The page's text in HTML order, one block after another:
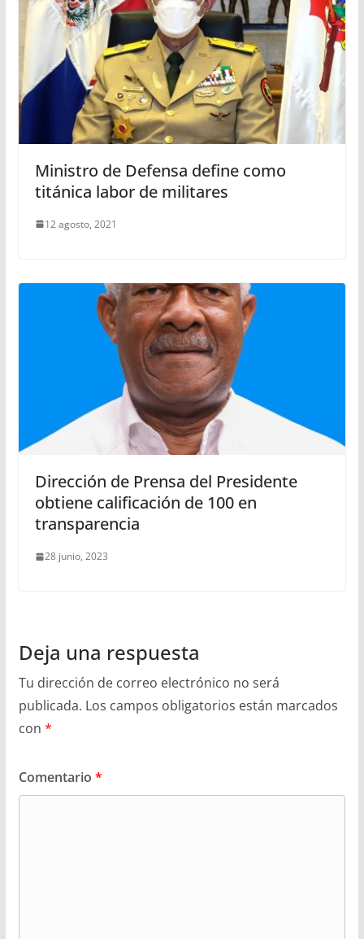
Ministro de Defensa define como
titánica labor de militares
12 agosto, 2021
Dirección de Prensa del Presidente
obtiene calificación de 100 en
transparencia
28 junio, 2023
Deja una respuesta
Tu dirección de correo electrónico no será
publicada. Los campos obligatorios están marcados
con *
Comentario *